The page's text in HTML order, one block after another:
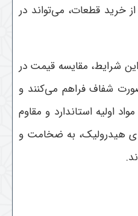
خرید قطعات، می‌تواند در
شرایط، مقایسه قیمت در
شفاف فراهم می‌کنند و
استاندارد و مقاوم
هیدرولیک، به ضخامت و
.